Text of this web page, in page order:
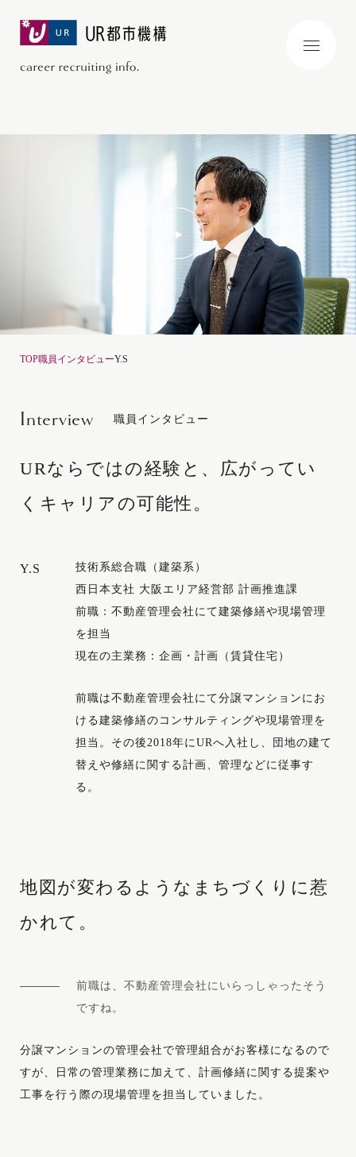
メ
TOP職員インタビューY.S
Interview 職員インタビュー
URならではの経験と、 広がってい
くキャリアの可能性。
Y.S
技術系総合職（建築系）
西日本支社 大阪エリア経営部 計画推進課
前職：不動産管理会社にて建築修繕や現場管理
を担当
現在の主業務：企画・計画（賃貸住宅）
前職は不動産管理会社にて分譲マンションにお
ける建築修繕のコンサルティングや現場管理を
担当。その後2018年にURへ入社し、団地の建て
替えや修繕に関する計画、管理などに従事す
る。
地図が変わるような まちづくりに惹
かれて。
前職は、不動産管理会社にいらっしゃったそう
ですね。
分譲マンションの管理会社で管理組合がお客様になるので
すが、日常の管理業務に加えて、計画修繕に関する提案や
工事を行う際の現場管理を担当していました。